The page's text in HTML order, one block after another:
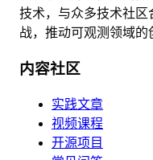
技术，与众多技术社
战，推动可观测领域的
内容社区
实践文章
视频课程
开源项目